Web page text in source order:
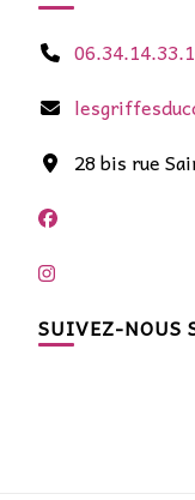
28 bis rue
SUIVEZ-NOUS